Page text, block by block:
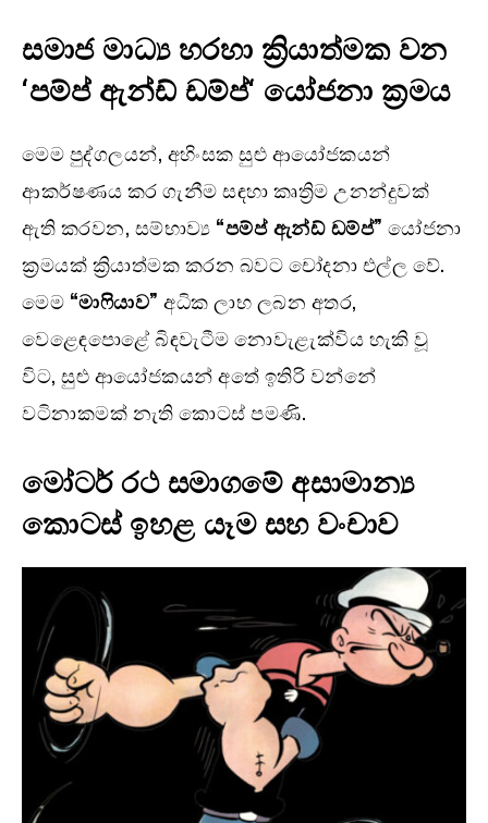
සමාජ මාධ්‍ය හරහා ක්‍රියාත්මක වන
‘පම්ප් ඇන්ඩ් ඩම්ප්‘ යෝජනා ක්‍රමය
මෙම පුද්ගලයන්, අහිංසක සුළු ආයෝජකයන්
ආකර්ෂණය කර ගැනීම සඳහා කෘත්‍රිම උනන්දුවක්
ඇති කරවන, සම්භාව්‍ය “පම්ප් ඇන්ඩ් ඩම්ප්” යෝජනා
ක්‍රමයක් ක්‍රියාත්මක කරන බවට චෝදනා එල්ල වේ.
මෙම “මාෆියාව” අධික ලාභ ලබන අතර,
වෙළෙඳපොළේ බිඳවැටීම නොවැළැක්විය හැකි වූ
විට, සුළු ආයෝජකයන් අතේ ඉතිරි වන්නේ
වටිනාකමක් නැති කොටස් පමණි.
මෝටර් රථ සමාගමේ අසාමාන්‍ය
කොටස් ඉහළ යෑම සහ වංචාව